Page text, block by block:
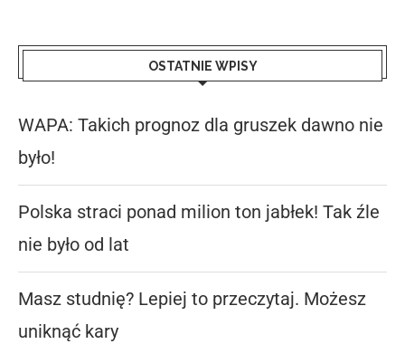
OSTATNIE WPISY
WAPA: Takich prognoz dla gruszek dawno nie
było!
Polska straci ponad milion ton jabłek! Tak źle
nie było od lat
Masz studnię? Lepiej to przeczytaj. Możesz
uniknąć kary